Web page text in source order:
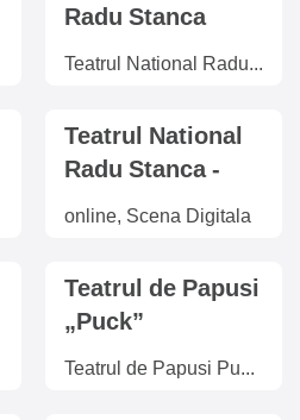
Radu Stanca
Teatrul National Radu Stanca, Sibiu
Teatrul National
Radu Stanca -
SCENA
DIGITALA
online, Scena Digitala
Teatrul de Papusi
„Puck”
Teatrul de Papusi Puck, Cluj-Napoca